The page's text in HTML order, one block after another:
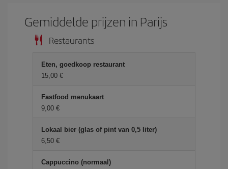
Gemiddelde prijzen in Parijs
Restaurants
Eten, goedkoop restaurant
15,00 €
Fastfood menukaart
9,00 €
Lokaal bier (glas of pint van 0,5 liter)
6,50 €
Cappuccino (normaal)